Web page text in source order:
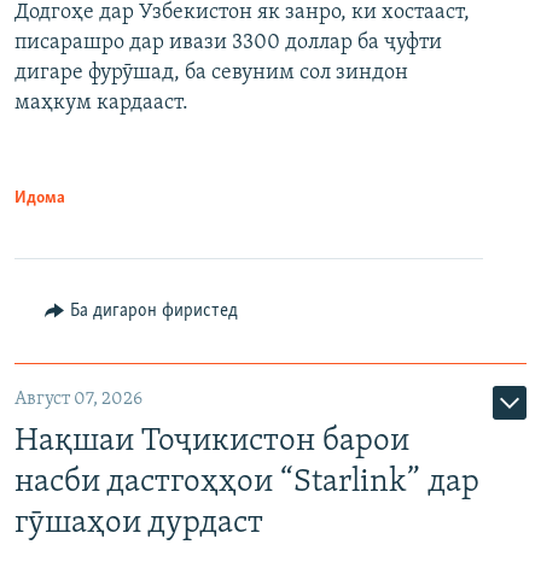
Додгоҳе дар Узбекистон як занро, ки хостааст,
писарашро дар ивази 3300 доллар ба ҷуфти
дигаре фурӯшад, ба севуним сол зиндон
маҳкум кардааст.
Идома
Ба дигарон фиристед
Август 07, 2026
Нақшаи Тоҷикистон барои
насби дастгоҳҳои “Starlink” дар
гӯшаҳои дурдаст